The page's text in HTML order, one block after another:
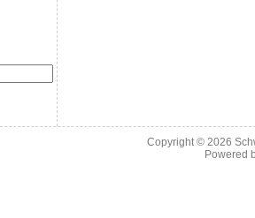
Copyright © 2026
Powered